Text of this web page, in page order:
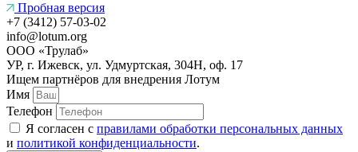
Пробная версия
+7 (3412) 57-03-02
info@lotum.org
ООО «Трулаб»
УР, г. Ижевск, ул. Удмуртская, 304Н, оф. 17
Ищем партнёров для внедрения Лотум
Имя
Телефон
Я согласен с правилами обработки персональных данных
и политикой конфиденциальности.